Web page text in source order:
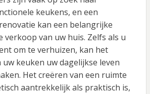
keukens, en een
kan een belangrijke
verkoop van uw huis. Zelfs als u
om te verhuizen, kan het
keuken uw dagelijkse leven
Het creëren van een ruimte
aantrekkelijk als praktisch is,